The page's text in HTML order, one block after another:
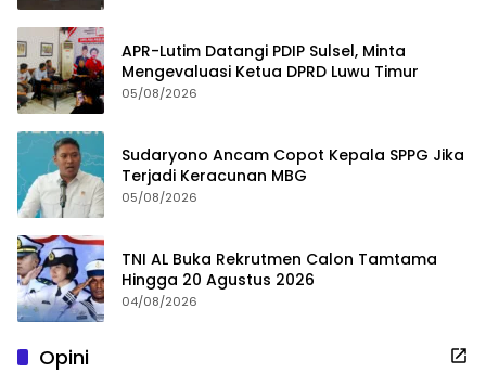
APR-Lutim Datangi PDIP Sulsel, Minta
Mengevaluasi Ketua DPRD Luwu Timur
05/08/2026
Sudaryono Ancam Copot Kepala SPPG Jika
Terjadi Keracunan MBG
05/08/2026
TNI AL Buka Rekrutmen Calon Tamtama
Hingga 20 Agustus 2026
04/08/2026
Opini